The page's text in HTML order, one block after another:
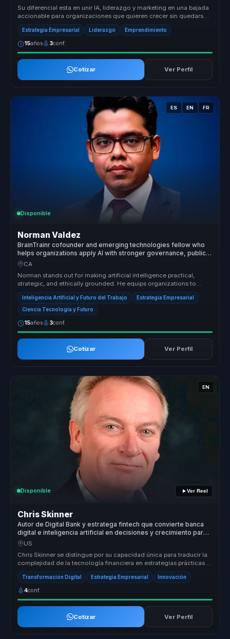
Su diferencial esta en unir IA, liderazgo y marketing en una bajada
accionable para organizaciones que quieren crecer sin quedarse
en teo...
Estrategia Empresarial Liderazgo Emprendimiento
15años 3conf.
Cotizar Ver Perfil
ES EN FR
Disponible
Norman Valdez
BrainTrainr cofounder and emerging technologies fellow who
helps organizations apply AI with stronger governance, public
trust, and long-term social value.
CA
Norman stands out for making artificial intelligence practical,
strategic, and ethically grounded. He equips organizations to
move beyond...
Inteligencia Artificial y Futuro del Trabajo Estrategia Empresarial
Ciencia Tecnología y Futuro
15años 3conf.
Cotizar Ver Perfil
EN
Disponible Ver Reel
Chris Skinner
Autor de Digital Bank y estratega fintech que convierte banca
digital e inteligencia artificial en decisiones y crecimiento para
empresas.
US
Chris Skinner se distingue por su capacidad única para traducir la
complejidad de la tecnología financiera en estrategias prácticas y
efe...
Transformación Digital Estrategia Empresarial Innovación
4conf.
Cotizar Ver Perfil